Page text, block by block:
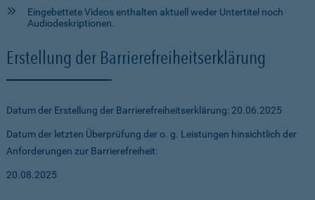
Eingebettete Videos enthalten aktuell weder Untertitel noch
Audiodeskriptionen.
Erstellung der Barrierefreiheitserklärung
Datum der Erstellung der Barrierefreiheitserklärung: 20.06.2025
Datum der letzten Überprüfung der o. g. Leistungen hinsichtlich der
Anforderungen zur Barrierefreiheit:
20.08.2025